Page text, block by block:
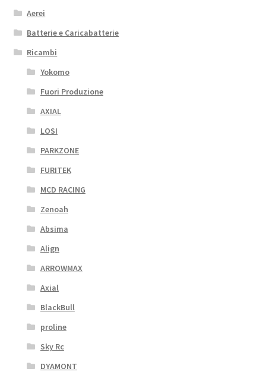
Aerei
Batterie e Caricabatterie
Ricambi
Yokomo
Fuori Produzione
AXIAL
LOSI
PARKZONE
FURITEK
MCD RACING
Zenoah
Absima
Align
ARROWMAX
Axial
BlackBull
proline
Sky Rc
DYAMONT